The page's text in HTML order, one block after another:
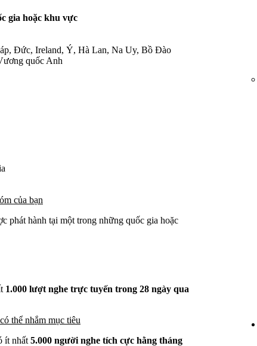
gia hoặc khu vực
Đức, Ireland, Ý, Hà Lan, Na Uy, Bồ Đào
quốc Anh
của bạn
phát hành tại một trong những quốc gia hoặc
1.000 lượt nghe trực tuyến trong 28 ngày qua
thể nhắm mục tiêu
ít nhất 5.000 người nghe tích cực hằng tháng